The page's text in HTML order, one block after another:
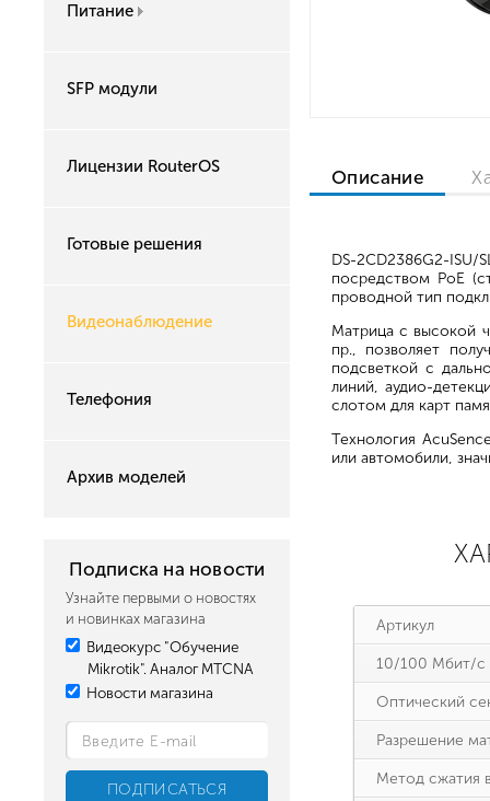
Питание
SFP модули
Лицензии RouterOS
Готовые решения
Видеонаблюдение
Телефония
Архив моделей
Подписка на новости
Узнайте первыми о новостях
и новинках магазина
Видеокурс "Обучение
Mikrotik". Аналог MTCNA
Новости магазина
Описание
DS-2CD2386G2-
посредством PoE
проводной тип
Матрица с высокой
пр., позволяет
подсветкой с
линий, аудио-
слотом для карт
Технология
или автомобили,
Артикул
10/100 Мбит/с
Оптический
Разрешение
Метод сжатия